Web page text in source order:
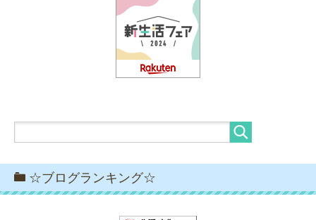
☆ブログランキング☆